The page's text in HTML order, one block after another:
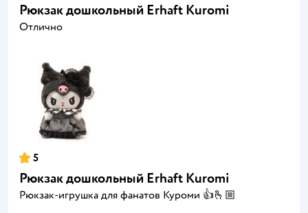
Рюкзак дошкольный Erhaft Kuromi
Отлично
5
Рюкзак дошкольный Erhaft Kuromi
Рюкзак-игрушка для фанатов Куроми 👍🫰🏼